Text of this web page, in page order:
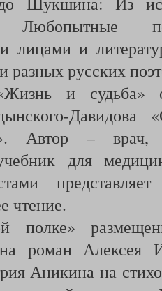
Любопытные
лицами и
разных русских
и судьба»
Давидова
Автор –
для
чтение.
полке»
роман Алексея
Аникина на